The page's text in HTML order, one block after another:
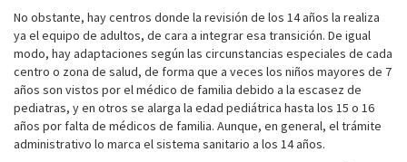
No obstante, hay centros donde la revisión de los 14 años la realiza
ya el equipo de adultos, de cara a integrar esa transición. De igual
modo, hay adaptaciones según las circunstancias especiales de cada
centro o zona de salud, de forma que a veces los niños mayores de 7
años son vistos por el médico de familia debido a la escasez de
pediatras, y en otros se alarga la edad pediátrica hasta los 15 o 16
años por falta de médicos de familia. Aunque, en general, el trámite
administrativo lo marca el sistema sanitario a los 14 años.